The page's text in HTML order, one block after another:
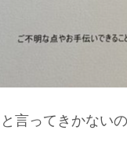
言ってきかない